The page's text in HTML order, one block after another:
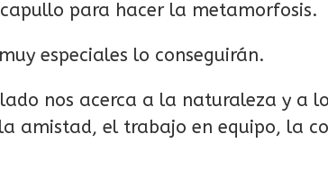
para hacer la metamorfosis.
especiales lo conseguirán.
nos acerca a la naturaleza y a
amistad, el trabajo en equipo, la